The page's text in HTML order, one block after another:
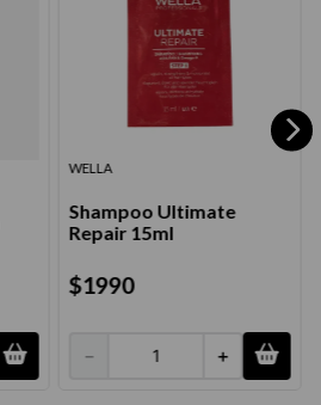
WELLA
Shampoo Ultimate
Repair 15ml
$1990
＋
－